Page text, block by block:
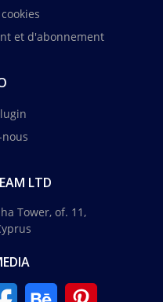
et d'abonnement
LTD
Tower, of. 11,